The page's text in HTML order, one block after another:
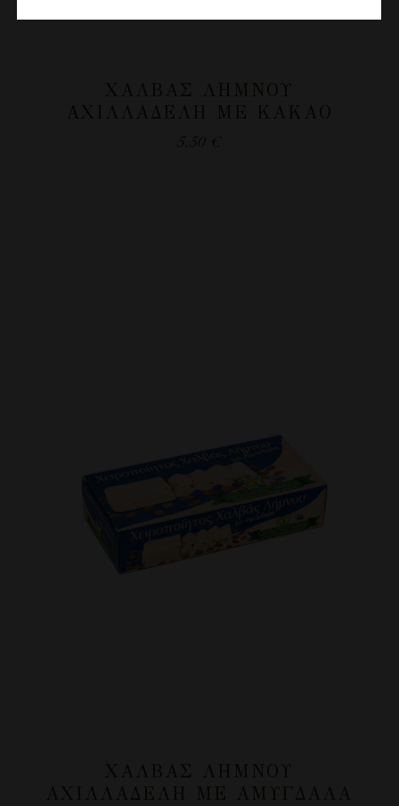
ΧΑΛΒΆΣ ΛΉΜΝΟΥ
ΑΧΙΛΛΑΔΈΛΗ ΜΕ ΚΑΚΆΟ
5.50 €
ΧΑΛΒΆΣ ΛΉΜΝΟΥ
ΑΧΙΛΛΑΔΈΛΗ ΜΕ ΑΜΎΓΔΑΛΑ